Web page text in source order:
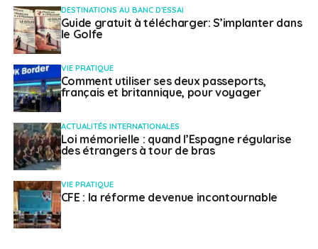
Tour en yacht autour de Dubaï
Les meilleures vues sur la mer
Planifiez votre séjour à Dubaï avec votre famille ou vos
amis à la date de votre choix !
Réservez votre expérience FIFA avec Centaurus
Charter :https://www.centauruscharter.com/
Pour plus d’informations, contactez-nous à :
info@centauruscharter.com ou WhatsApp au+971 56
727 7387
DESTINATIONS AU BANC D'ESSAI
Guide gratuit à télécharger: S’implanter dans
le Golfe
VIE PRATIQUE
Comment utiliser ses deux passeports,
français et britannique, pour voyager
ACTUALITÉS INTERNATIONALES
Loi mémorielle : quand l’Espagne régularise
des étrangers à tour de bras
VIE PRATIQUE
CFE : la réforme devenue incontournable